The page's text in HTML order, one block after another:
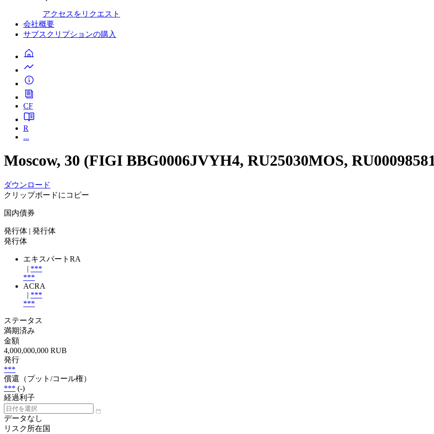
アクセスをリクエスト
会社概要
サブスクリプションの購入
CF
R
...
Moscow, 30 (FIGI BBG0006JVYH4, RU25030MOS,
ダウンロード
クリップボードにコピー
国内債券
発行体 | 発行体
発行体
エキスパートRA
| ***
***
ACRA
| ***
***
ステータス
満期済み
金額
4,000,000,000 RUB
発行
***
償還（プット/コール権）
*** (-)
経過利子
データなし
リスク所在国